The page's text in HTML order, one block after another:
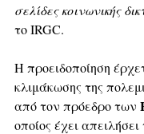
σελίδες κοινωνικής
το IRGC.
Η προειδοποίηση
κλιμάκωσης της
από τον πρόεδρο των
οποίος έχει απειλήσει